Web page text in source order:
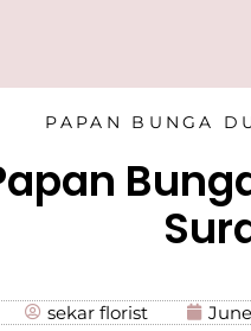
PAPAN BUNGA
sekar florist